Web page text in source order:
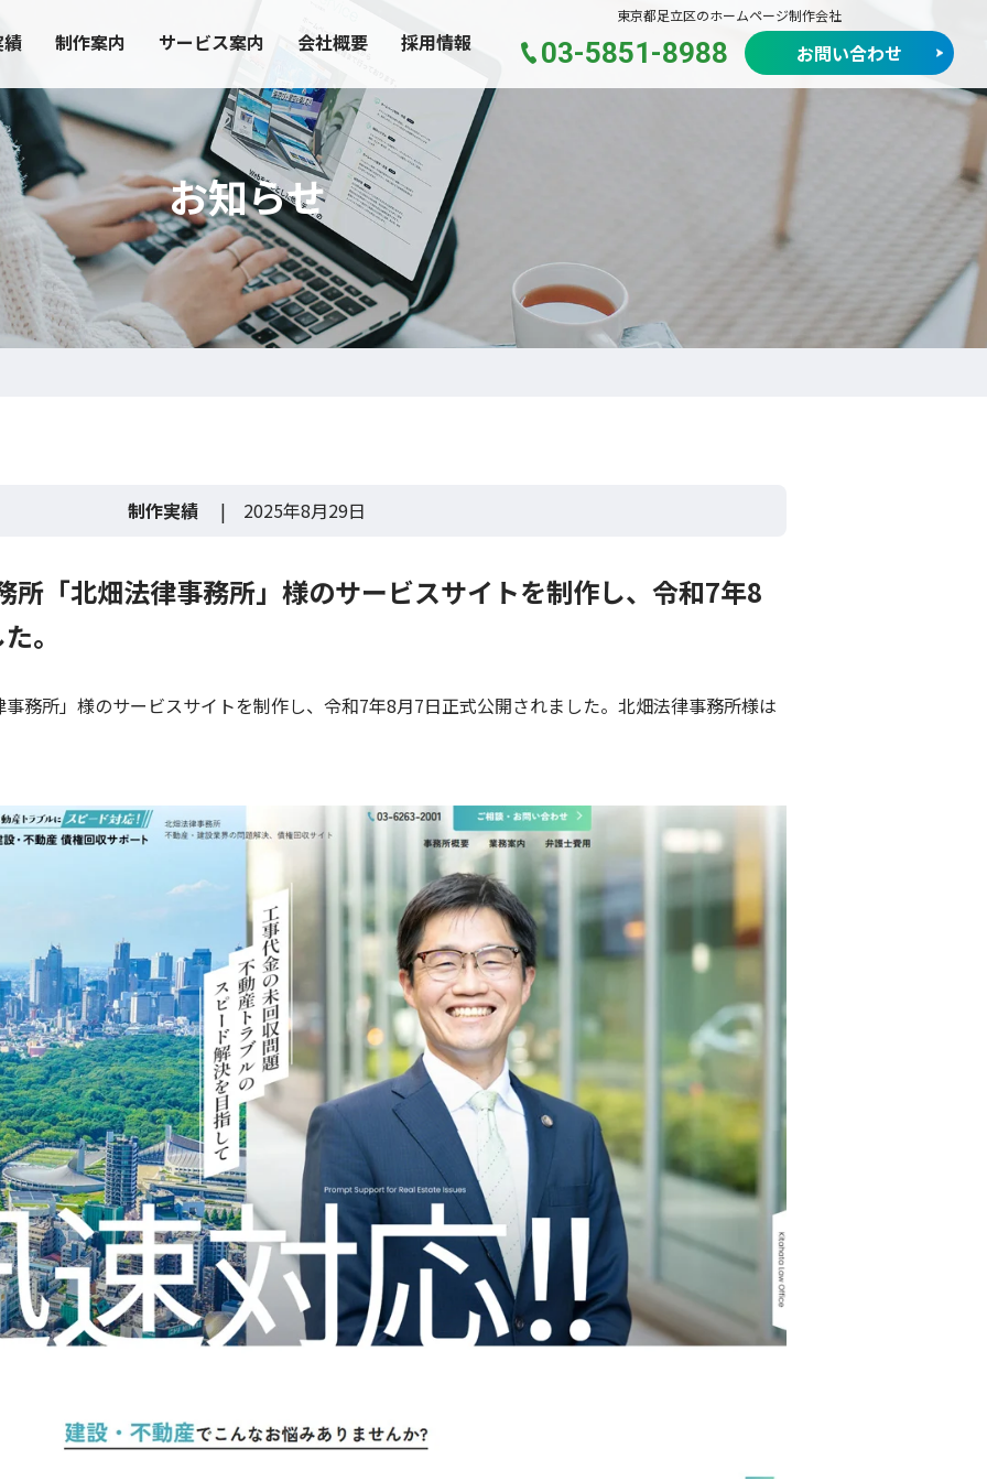
制作案内 サービス案内 会社概要 採用情報
東京都足立区のホームページ制作会社
03-5851-8988 お問い合わせ
お知らせ
制作実績 | 2025年8月29日
所「北畑法律事務所」様のサービスサイトを制作し、令和7年8
。
務所」様のサービスサイトを制作し、令和7年8月7日正式公開されました。北畑法律事務所様は